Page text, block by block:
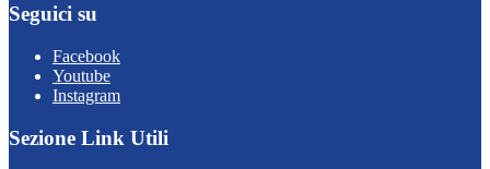
Seguici su
Facebook
Youtube
Instagram
Sezione Link Utili